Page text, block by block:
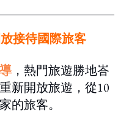
接待國際旅客
，熱門旅遊勝地峇
新開放旅遊，從10
的旅客。